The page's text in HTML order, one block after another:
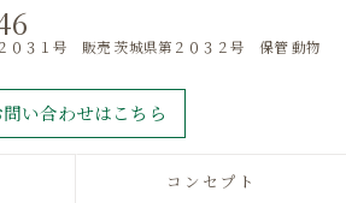
０３１号 販売 茨城県第２０３２号 保管 動物
問い合わせはこちら
コンセプト